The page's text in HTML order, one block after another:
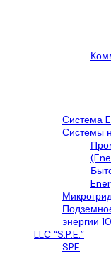
Система
Системы
энергии
LLС “S.P.E.”
SPE